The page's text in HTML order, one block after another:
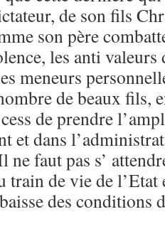
de son fils
son père
les anti valeurs
meneurs
de beaux fils,
de prendre
et dans
ne faut pas s’
train de vie de l’Etat
des conditions